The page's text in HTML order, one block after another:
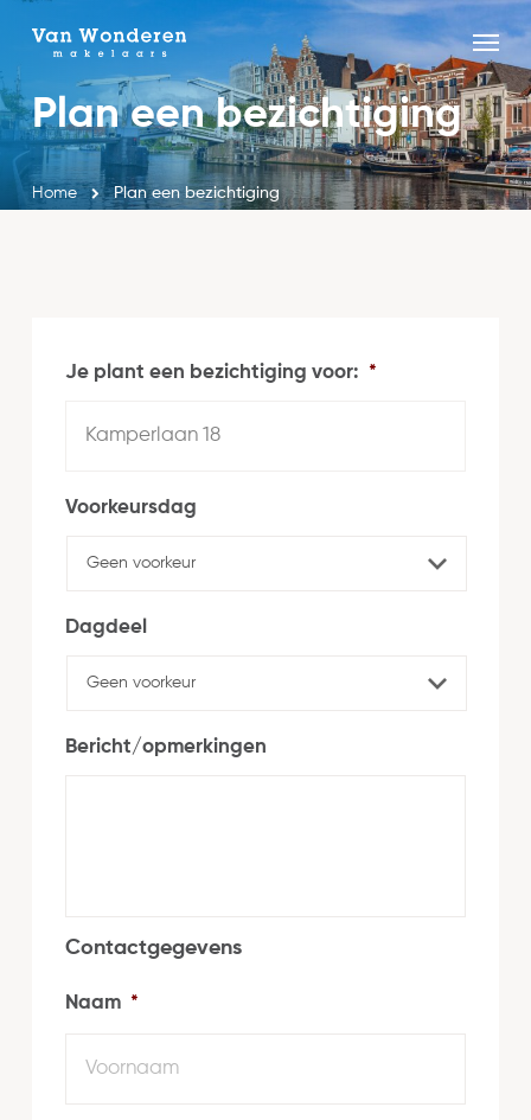
main
content
Menu
Plan een bezichtiging
Home Plan een bezichtiging
Je plant een bezichtiging voor: *
Voorkeursdag
Dagdeel
Bericht/opmerkingen
Contactgegevens
Naam *
Close
Menu